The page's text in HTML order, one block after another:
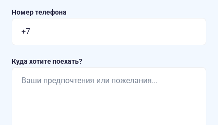
Номер телефона
Куда хотите поехать?